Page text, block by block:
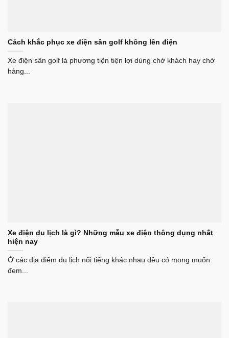
Cách khắc phục xe điện sân golf không lên điện
Xe điện sân golf là phương tiện tiện lợi dùng chở khách hay chở
hàng...
Xe điện du lịch là gì? Những mẫu xe điện thông dụng nhất
hiện nay
Ở các địa điểm du lịch nổi tiếng khác nhau đều có mong muốn
đem...